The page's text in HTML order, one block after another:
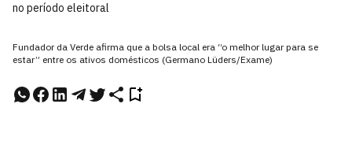
no período eleitoral
Fundador da Verde afirma que a bolsa local era “o melhor lugar para se
estar” entre os ativos domésticos (Germano Lüders/Exame)